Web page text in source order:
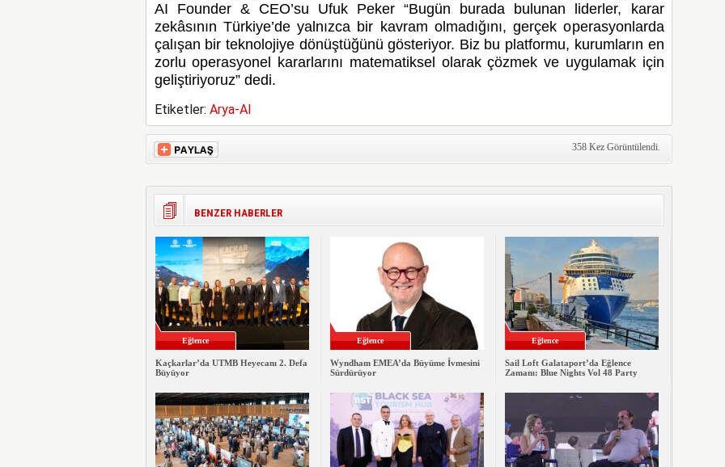
AI Founder & CEO’su Ufuk Peker “Bugün burada bulunan liderler, karar
zekâsının Türkiye’de yalnızca bir kavram olmadığını, gerçek operasyonlarda
çalışan bir teknolojiye dönüştüğünü gösteriyor. Biz bu platformu, kurumların en
zorlu operasyonel kararlarını matematiksel olarak çözmek ve uygulamak için
geliştiriyoruz” dedi.
Etiketler: Arya-AI
358 Kez Görüntülendi.
BENZER HABERLER
Eğlence
Kaçkarlar’da UTMB Heyecanı 2. Defa
Büyüyor
Eğlence
Wyndham EMEA’da Büyüme İvmesini
Sürdürüyor
Eğlence
Sail Loft Galataport’da Eğlence
Zamanı: Blue Nights Vol 48 Party